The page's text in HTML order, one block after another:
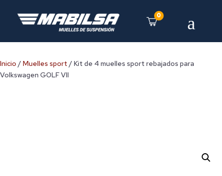
0 a
Inicio / Muelles sport / Kit de 4 muelles sport rebajados para
Volkswagen GOLF VII